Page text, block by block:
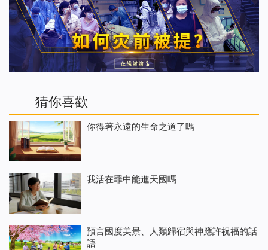
猜你喜歡
你得著永遠的生命之道了嗎
我活在罪中能進天國嗎
預言國度美景、人類歸宿與神應許祝福的話
語